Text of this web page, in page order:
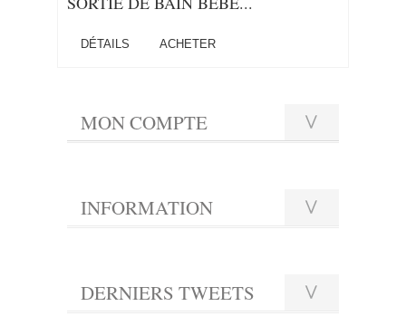
DÉTAILS ACHETER
MON COMPTE
INFORMATION
DERNIERS TWEETS